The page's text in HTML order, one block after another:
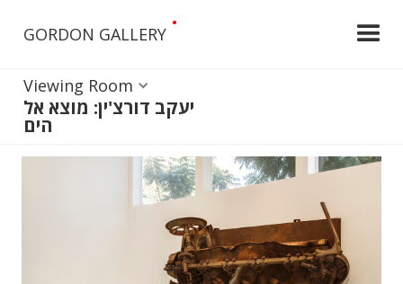
GORDON GALLERY
•
Viewing Room
יעקב דורצ'ין: מוצא אל
הים